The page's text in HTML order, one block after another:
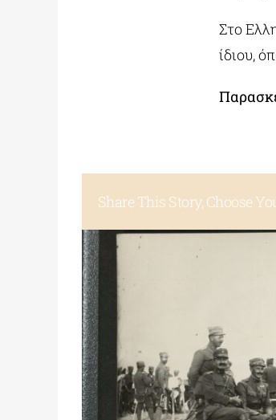
Στο
ίδιου,
Share This Story, Choose